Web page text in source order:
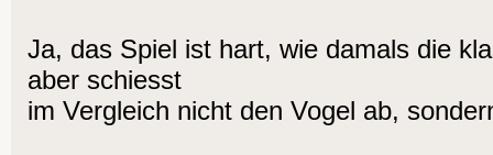
Ja, das Spiel ist hart, wie damals die
aber schiesst
im Vergleich nicht den Vogel ab,